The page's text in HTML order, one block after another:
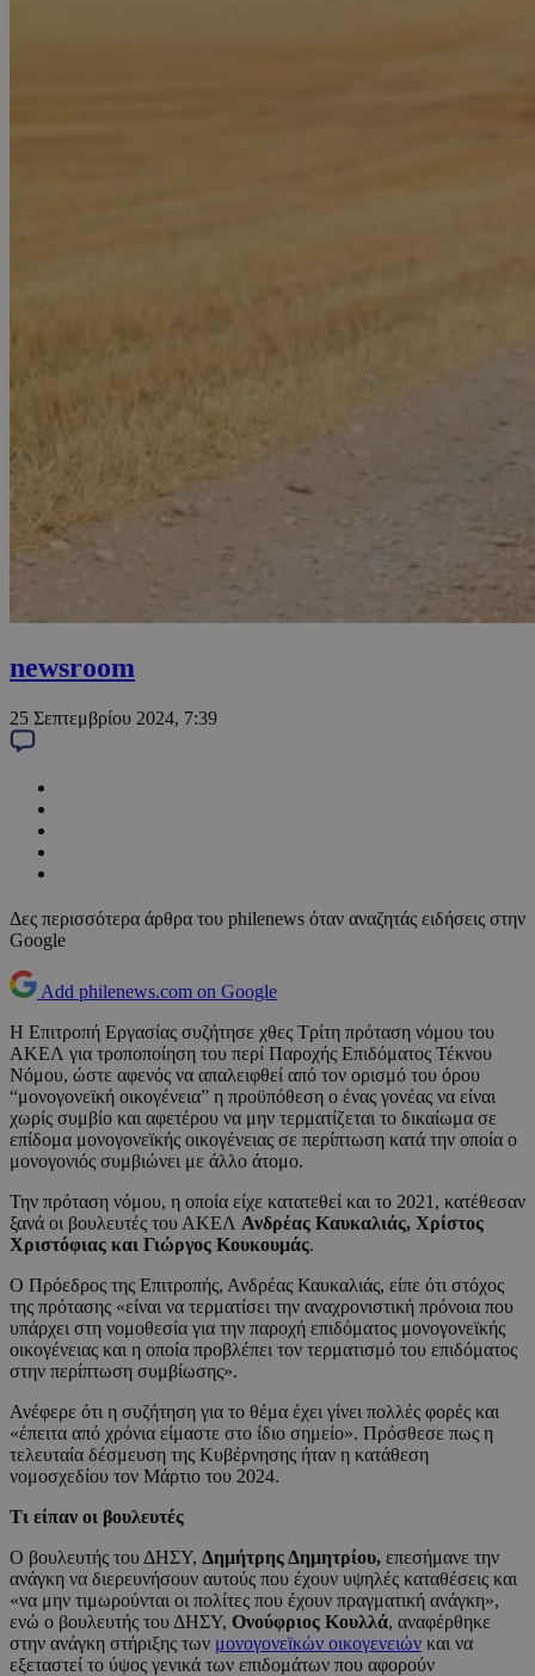
newsroom
25 Σεπτεμβρίου 2024, 7:39
Δες περισσότερα άρθρα του philenews όταν αναζητάς ειδήσεις στην
Google
Add philenews.com on Google
Η Επιτροπή Εργασίας συζήτησε χθες Τρίτη πρόταση νόμου του
ΑΚΕΛ για τροποποίηση του περί Παροχής Επιδόματος Τέκνου
Νόμου, ώστε αφενός να απαλειφθεί από τον ορισμό του όρου
“μονογονεϊκή οικογένεια” η προϋπόθεση ο ένας γονέας να είναι
χωρίς συμβίο και αφετέρου να μην τερματίζεται το δικαίωμα σε
επίδομα μονογονεϊκής οικογένειας σε περίπτωση κατά την οποία ο
μονογονιός συμβιώνει με άλλο άτομο.
Την πρόταση νόμου, η οποία είχε κατατεθεί και το 2021, κατέθεσαν
ξανά οι βουλευτές του ΑΚΕΛ Ανδρέας Καυκαλιάς, Χρίστος
Χριστόφιας και Γιώργος Κουκουμάς.
Ο Πρόεδρος της Επιτροπής, Ανδρέας Καυκαλιάς, είπε ότι στόχος
της πρότασης «είναι να τερματίσει την αναχρονιστική πρόνοια που
υπάρχει στη νομοθεσία για την παροχή επιδόματος μονογονεϊκής
οικογένειας και η οποία προβλέπει τον τερματισμό του επιδόματος
στην περίπτωση συμβίωσης».
Ανέφερε ότι η συζήτηση για το θέμα έχει γίνει πολλές φορές και
«έπειτα από χρόνια είμαστε στο ίδιο σημείο». Πρόσθεσε πως η
τελευταία δέσμευση της Κυβέρνησης ήταν η κατάθεση
νομοσχεδίου τον Μάρτιο του 2024.
Τι είπαν οι βουλευτές
Ο βουλευτής του ΔΗΣΥ, Δημήτρης Δημητρίου, επεσήμανε την
ανάγκη να διερευνήσουν αυτούς που έχουν υψηλές καταθέσεις και
«να μην τιμωρούνται οι πολίτες που έχουν πραγματική ανάγκη»,
ενώ ο βουλευτής του ΔΗΣΥ, Ονούφριος Κουλλά, αναφέρθηκε
στην ανάγκη στήριξης των μονογονεϊκών οικογενειών και να
εξεταστεί το ύψος γενικά των επιδομάτων που αφορούν